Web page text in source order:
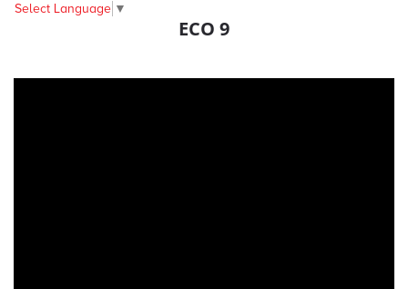
Select Language ▼
ECO 9